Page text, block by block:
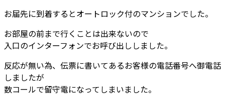
お届先に到着するとオートロック付のマンションでした。
お部屋の前まで行くことは出来ないので
入口のインターフォンでお呼び出ししました。
反応が無い為、伝票に書いてあるお客様の電話番号へ御電話
しましたが
数コールで留守電になってしまいました。